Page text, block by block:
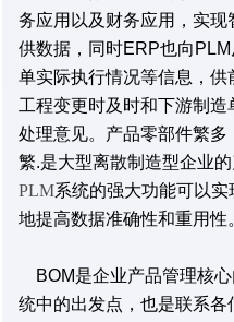
务应用以及财务应用，实
供数据，同时ERP也向
单实际执行情况等信息，供
工程变更时及时和下游制
处理意见。产品零部件繁
繁.是大型离散制造型企业的
PLM系统的强大功能可以
地提高数据准确性和重用性
BOM是企业产品管理核
统中的出发点，也是联系